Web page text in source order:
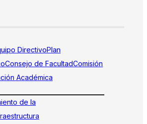
DirectivoPlan
Consejo de FacultadComisión
Académica
de la